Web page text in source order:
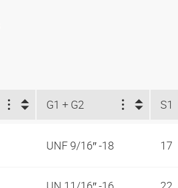
G1 + G2 S1
UNF 9/16″ -18 17